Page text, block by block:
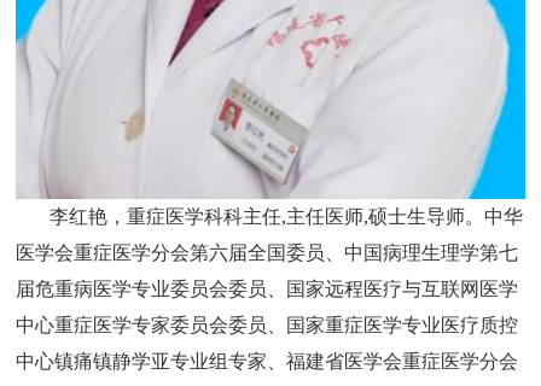
李红艳，重症医学科科主任,主任医师,硕士生导师。中华
医学会重症医学分会第六届全国委员、中国病理生理学第七
届危重病医学专业委员会委员、国家远程医疗与互联网医学
中心重症医学专家委员会委员、国家重症医学专业医疗质控
中心镇痛镇静学亚专业组专家、福建省医学会重症医学分会